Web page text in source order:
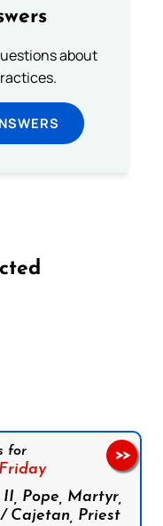
about
for
Friday
Pope, Martyr,
Cajetan, Priest
>>